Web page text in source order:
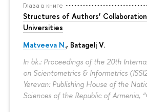
Глава в книге
Structures of Authors’
Universities
Matveeva N., Batagelj V.
In bk.: Proceedings of the 20th
on Scientometrics & Informetrics
Yerevan: Publishing House of the
Sciences of the Republic of Armenia,